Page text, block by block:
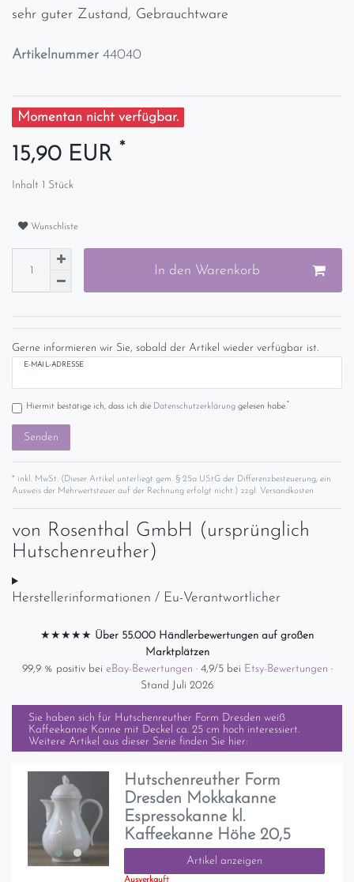
sehr guter Zustand, Gebrauchtware
Artikelnummer 44040
Momentan nicht verfügbar.
15,90 EUR *
Inhalt 1 Stück
Wunschliste
In den Warenkorb
Gerne informieren wir Sie, sobald der Artikel wieder verfügbar ist.
E-MAIL-ADRESSE
Hiermit bestätige ich, dass ich die Daten­schutz­erklärunggelesen habe.*
Senden
* inkl. MwSt. (Dieser Artikel unterliegt gem. § 25a UStG der Differenzbesteuerung, ein
Ausweis der Mehrwertsteuer auf der Rechnung erfolgt nicht.) zzgl. Versandkosten
von Rosenthal GmbH (ursprünglich
Hutschenreuther)
Herstellerinformationen / Eu-Verantwortlicher
★★★★★ Über 55.000 Händlerbewertungen auf großen
Marktplätzen
99,9 % positiv bei eBay-Bewertungen · 4,9/5 bei Etsy-Bewertungen ·
Stand Juli 2026
Sie haben sich für Hutschenreuther Form Dresden weiß
Kaffeekanne Kanne mit Deckel ca. 25 cm hoch interessiert.
Weitere Artikel aus dieser Serie finden Sie hier:
Hutschenreuther Form
Dresden Mokkakanne
Espressokanne kl.
Kaffeekanne Höhe 20,5
Artikel anzeigen
Ausverkauft